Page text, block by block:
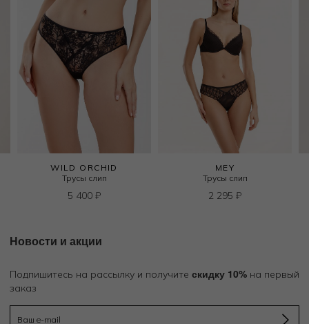
WILD ORCHID
Трусы слип
5 400 ₽
MEY
Трусы слип
2 295 ₽
Новости и акции
Подпишитесь на рассылку и получите скидку 10% на первый
заказ